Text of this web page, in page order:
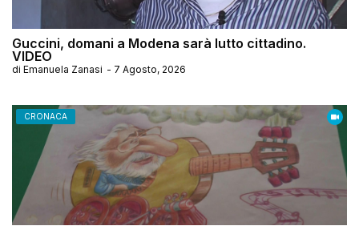
Guccini, domani a Modena sarà lutto cittadino.
VIDEO
di Emanuela Zanasi - 7 Agosto, 2026
CRONACA